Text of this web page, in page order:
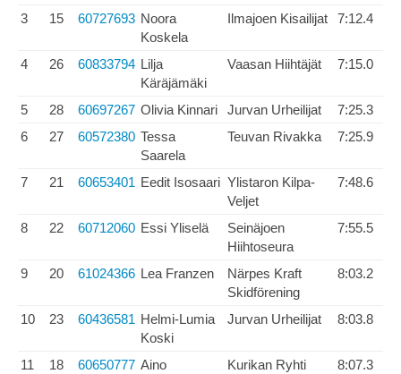
3 15 60727693 Noora
Koskela
Ilmajoen Kisailijat 7:12.4
4 26 60833794 Lilja
Käräjämäki
Vaasan Hiihtäjät 7:15.0
5 28 60697267 Olivia Kinnari Jurvan Urheilijat
7:25.3
6
27 60572380 Tessa
Saarela
Teuvan Rivakka 7:25.9
7 21 60653401 Eedit Isosaari Ylistaron Kilpa-
Veljet
7:48.6
8 22 60712060 Essi Yliselä
Seinäjoen
Hiihtoseura
7:55.5
9 20 61024366 Lea Franzen
Närpes Kraft
Skidförening
8:03.2
10 23 60436581 Helmi-Lumia
Koski
Jurvan Urheilijat 8:03.8
11 18 60650777 Aino
Kurikan Ryhti 8:07.3